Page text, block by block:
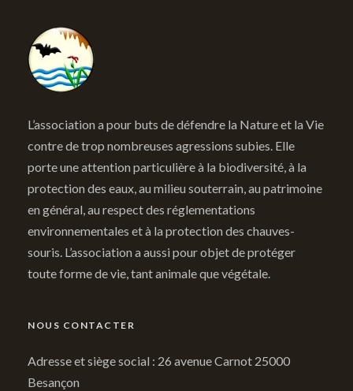
L’association a pour buts de défendre la Nature et la Vie
contre de trop nombreuses agressions subies. Elle
porte une attention particulière à la biodiversité, à la
protection des eaux, au milieu souterrain, au patrimoine
en général, au respect des réglementations
environnementales et à la protection des chauves-
souris. L’association a aussi pour objet de protéger
toute forme de vie, tant animale que végétale.
NOUS CONTACTER
Adresse et siège social : 26 avenue Carnot 25000
Besançon